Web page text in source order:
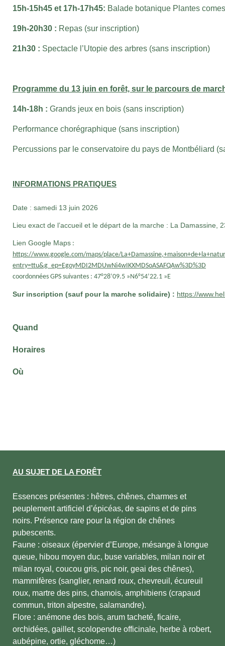
15h-15h45 et 17h-17h45: Balade botanique Plantes
19h-20h30 : Repas (sur inscription)
21h30 : Spectacle l’Utopie des arbres (sans inscription)
Programme du 13 juin en forêt, sur le parcours de
14h-18h : Grands jeux en bois (sans inscription)
Performance chorégraphique (sans inscription)
Percussions par le conservatoire du pays de Montbéliard
INFORMATIONS PRATIQUES
Date : samedi 13 juin 2026
Lieu exact de l’accueil et le départ de la marche : La Damassine,
Lien Google Maps :
https://www.google.com/maps/place/
entry=ttu&g_ep=EgoyMDI2MDUwNi4wIKXMDSoASAFQAw%3D%3D
coordonnées GPS suivantes : 47°28’09.5 »N6°54’22.1 »E
Sur inscription (sauf pour la marche solidaire) : https://
Quand
Horaires
Où
AU SUJET DE LA FORÊT
Essences présentes : hêtres, chênes, charmes et
peuplement artificiel d’épicéas, de sapins et de pins
noirs. Présence rare pour la région de chênes
pubescents.
Faune : oiseaux (épervier d’Europe, mésange à longue
queue, hibou moyen duc, buse variables, milan noir et
milan royal, coucou gris, pic noir, geai des chênes),
mammifères (sanglier, renard roux, chevreuil, écureuil
roux, martre des pins, chamois, amphibiens (crapaud
commun, triton alpestre, salamandre).
Flore : anémone des bois, arum tacheté, ficaire,
orchidées, gaillet, scolopendre officinale, herbe à robert,
aubépine, ortie, gléchome…)